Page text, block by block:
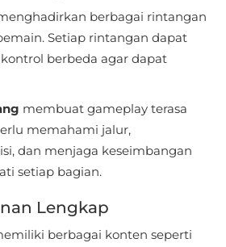
berbagai rintangan
Setiap rintangan dapat
berbeda agar dapat
membuat gameplay terasa
memahami jalur,
dan menjaga keseimbangan
setiap bagian.
Lengkap
berbagai konten seperti